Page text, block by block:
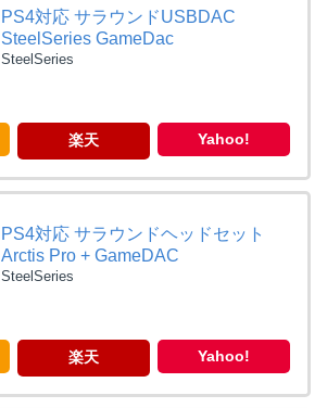
PS4対応 サラウンドUSBDAC
SteelSeries GameDac
SteelSeries
楽天 Yahoo!
PS4対応 サラウンドヘッドセット
Arctis Pro + GameDAC
SteelSeries
楽天 Yahoo!